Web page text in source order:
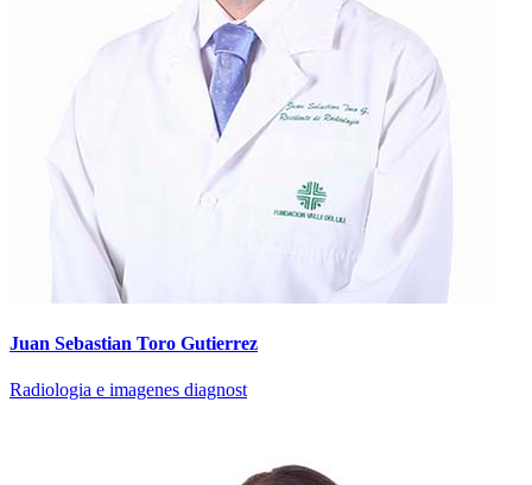
Juan Sebastian Toro Gutierrez
Radiologia e imagenes diagnost